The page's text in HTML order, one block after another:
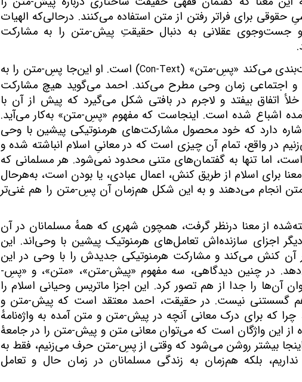
حقوقی برای فراتر رفتن از متن استفاده می‌کنند. درحالی‌که الهیات
و جست‌وجوی عقلانی به دنبال حقیقتِ پیش-متن را به مشارکت
می‌کند «پسِ-متن» (
Con-Text) است. او این‌جا پسِ-متن را به
و اجتماعی زمان وحی مطرح می‌کند. احمد می‌گوید هیچ مشارکت
اتفاق بیفتد و لاجرم در بافتی شکل می‌گیرد که پیش از آن با
اشباع شده است. اینجاست که مفهوم «پسِ-متن» به‌کار می‌آید.
دارد که خود محصول مشارکت‌های هرمنوتیکی پیشین با وحی
در واقع، تمام آن چیزی است که در معانیِ اسلام انباشته شده و
اما تنها به گفتمان‌های متنی محدود نمی‌شود. هر مسلمانی که
برای اسلام از طریق کنش، اعمال عبادی، یا بودن است، به‌هرحال
متن انجام می‌دهند و به این شکل هم‌زمان آن پسِ-متن را هم غنی‌تر
از معنا درنظر گرفت، همچون شهری که همهٔ مسلمانان در آن
اجزای سازنده‌اش تعامل‌های هرمنوتیک پیشین با وحی‌اند. این
کنش می‌کند و مشارکت هرمنوتیکی جدیدش را با وحی در این
در چنین دیدگاهی، سه مفهوم «پیش-متن»، «متن»، و «پسِ-
آن‌ها را جدا از هم تصور کرد. این اجزا ماتریس وحیانی اسلام را
گسستنی نیست. در حقیقت، احمد معتقد است که پیش-متن و
که برای درک معانی آنچه در پیش-متن و متن آمده به واژه‌نامهٔ
از این واژگان است که می‌توان معانی متن و پیش-متن را در جامعۀ
بیشتر روشن می‌شود که وقتی از پسِ-متن حرف می‌زنیم،‌ فقط به
بلکه هم‌زمان به زندگی مسلمانان در زمان حال و تعامل